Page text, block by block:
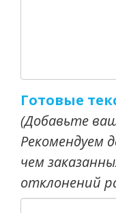
Готовые
(Добавьте
Рекомендуем
чем
отклонений